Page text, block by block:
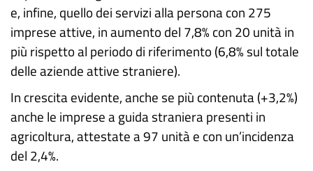
e, infine, quello dei servizi alla persona con 275
imprese attive, in aumento del 7,8% con 20 unità in
più rispetto al periodo di riferimento (6,8% sul totale
delle aziende attive straniere).
In crescita evidente, anche se più contenuta (+3,2%)
anche le imprese a guida straniera presenti in
agricoltura, attestate a 97 unità e con un’incidenza
del 2,4%.